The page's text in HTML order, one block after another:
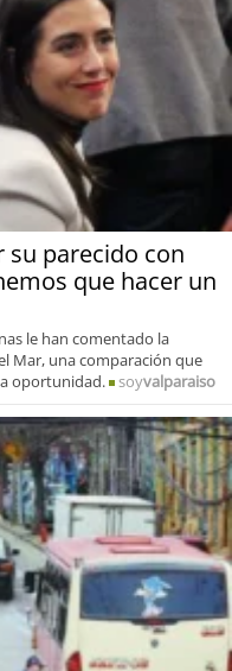
su parecido con
que hacer un
le han comentado la
Mar, una comparación que
oportunidad.
soyvalparaiso